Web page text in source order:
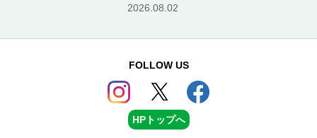
リート・高橋勇市です。第10回
しいものと素晴らしい山々に恵ま
こと、心よりお祝い
む
2026.08.02
FOLLOW US
HPトップへ